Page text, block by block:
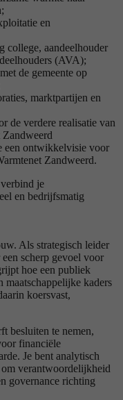
en
college, aandeelhouder
(AVA);
de gemeente op
marktpartijen en
de verdere realisatie van
een ontwikkelvisie voor
Zandweerd.
je
en bedrijfsmatig
Als strategisch leider
scherp gevoel voor
hoe een publiek
kaders
koersvast,
besluiten te nemen,
financiële
Je bent analytisch
verantwoordelijkheid
governance richting